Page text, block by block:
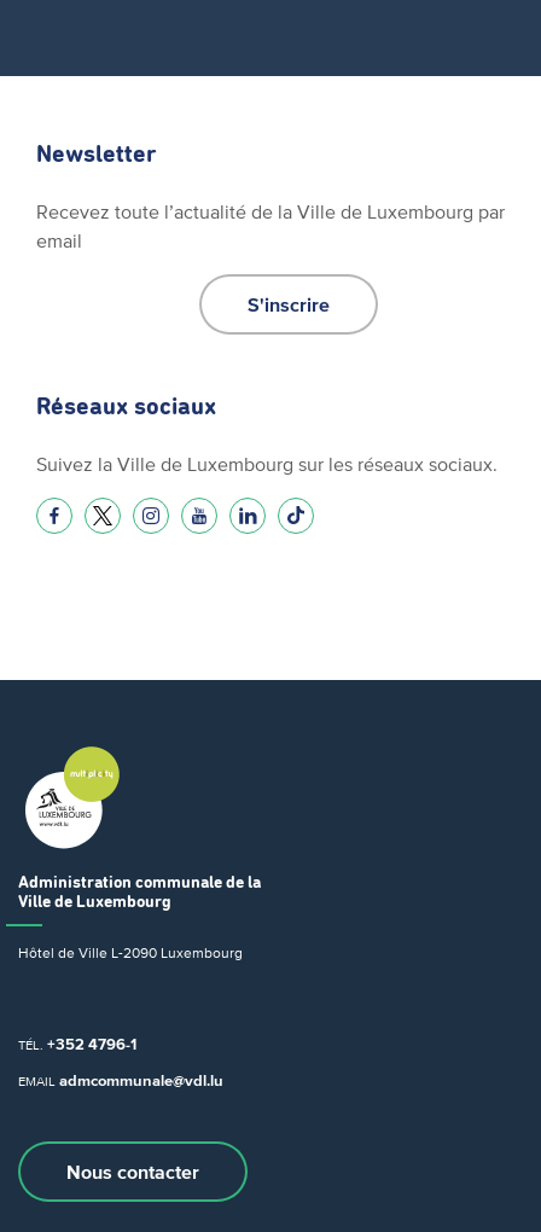
Newsletter
Recevez toute l’actualité de la Ville de Luxembourg par
email
S'inscrire
Réseaux sociaux
Suivez la Ville de Luxembourg sur les réseaux sociaux.
Administration communale de la
Ville de Luxembourg
Hôtel de Ville L-2090 Luxembourg
TÉL. +352 4796-1
EMAIL admcommunale@vdl.lu
Nous contacter